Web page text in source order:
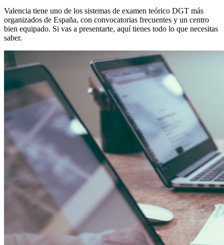
Valencia tiene uno de los sistemas de examen teórico DGT más
organizados de España, con convocatorias frecuentes y un centro
bien equipado. Si vas a presentarte, aquí tienes todo lo que necesitas
saber.